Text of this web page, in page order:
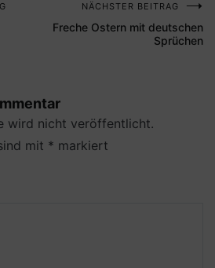
NÄCHSTER BEITRAG
Freche Ostern mit deutschen
Sprüchen
wird nicht veröffentlicht.
mit * markiert